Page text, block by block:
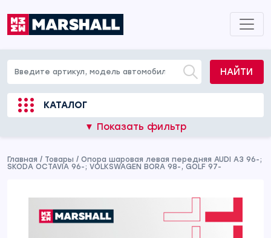
НАЙТИ
КАТАЛОГ
▼ Показать фильтр
Главная / Товары / Опора шаровая левая передняя AUDI A3 96-;
SKODA OCTAVIA 96-; VOLKSWAGEN BORA 98-, GOLF 97-